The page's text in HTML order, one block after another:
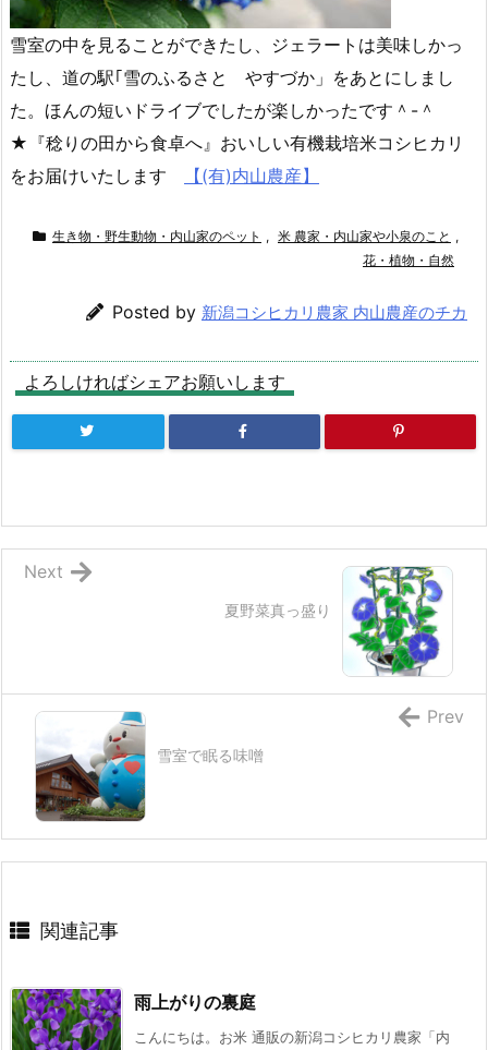
雪室の中を見ることができたし、ジェラートは美味しかっ
たし、道の駅｢雪のふるさと やすづか」をあとにしまし
た。ほんの短いドライブでしたが楽しかったです＾-＾
★『稔りの田から食卓へ』おいしい有機栽培米コシヒカリ
をお届けいたします
【(有)内山農産】
生き物・野生動物・内山家のペット , 米 農家・内山家や小泉のこと ,
花・植物・自然
Posted by 新潟コシヒカリ農家 内山農産のチカ
よろしければシェアお願いします
夏野菜真っ盛り
Next
雪室で眠る味噌
Prev
関連記事
雨上がりの裏庭
こんにちは。お米 通販の新潟コシヒカリ農家「内